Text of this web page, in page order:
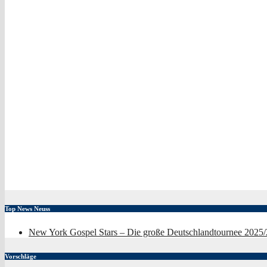
Top News Neuss
New York Gospel Stars – Die große Deutschlandtournee
Vorschläge